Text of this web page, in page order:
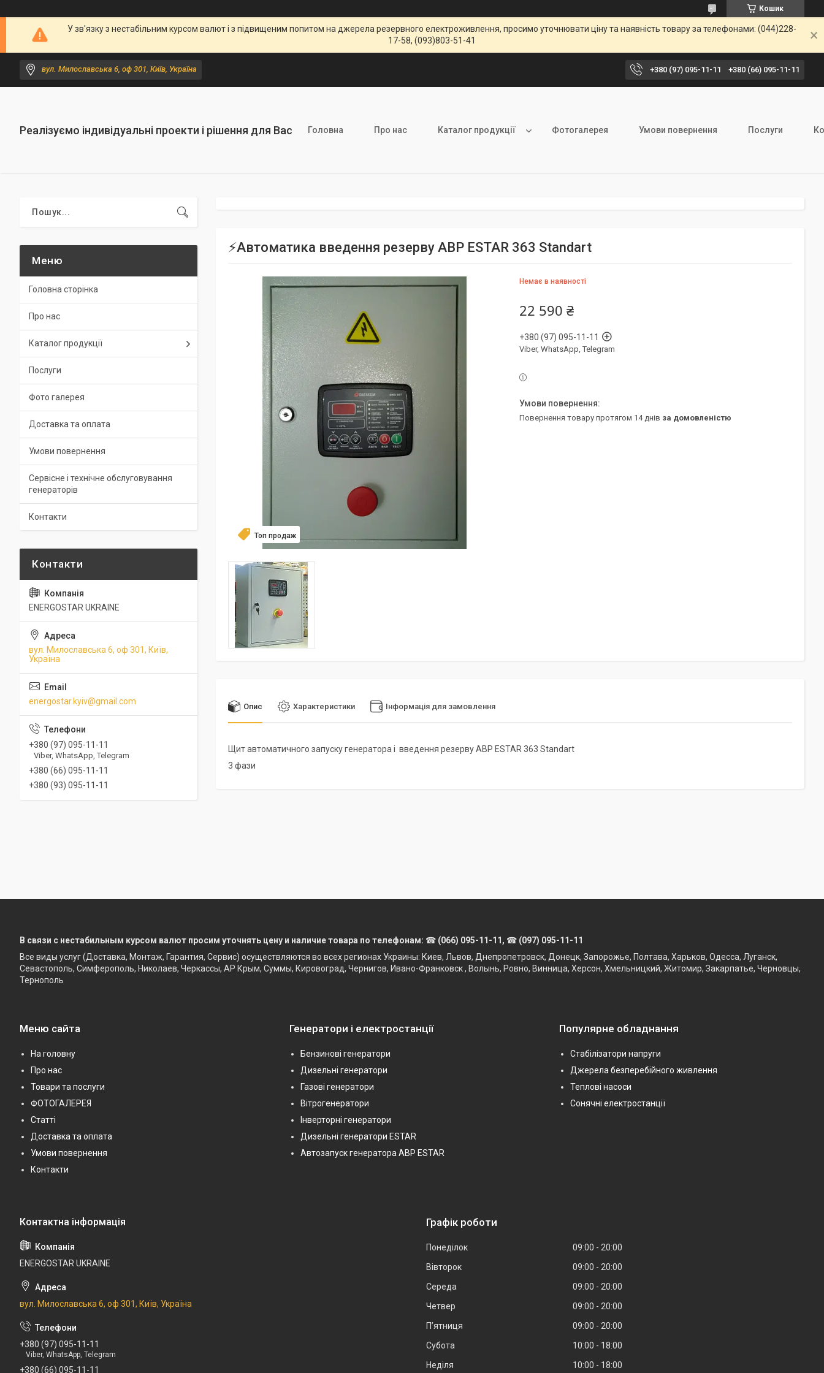
Кошик
У зв'язку з нестабільним курсом валют і з підвищеним попитом на джерела резервного електроживлення, просимо уточнювати ціну та наявність товару за телефонами: (044)228-
17-58, (093)803-51-41
вул. Милославська 6, оф 301, Київ, Україна +380 (97) 095-11-11 +380 (66) 095-11-11
Реалізуємо індивідуальні проекти і рішення для Вас Головна Про нас Каталог продукції Фотогалерея Умови повернення Послуги
⚡Автоматика введення резерву АВР ESTAR 363 Standart
Топ продаж
Немає в наявності
22 590 ₴
+380 (97) 095-11-11
Viber, WhatsApp, Telegram
повернення товару протягом 14 днів за домовленістю
Опис Характеристики Інформація для замовлення
Щит автоматичного запуску генератора і введення резерву АВР ESTAR 363 Standart
3 фази
Головна сторінка
Про нас
Каталог продукції
Послуги
Фото галерея
Доставка та оплата
Умови повернення
Сервісне і технічне обслуговування
генераторів
Контакти
ENERGOSTAR UKRAINE
вул. Милославська 6, оф 301, Київ,
Україна
energostar.kyiv@gmail.com
+380 (97) 095-11-11
Viber, WhatsApp, Telegram
+380 (66) 095-11-11
+380 (93) 095-11-11
В связи с нестабильным курсом валют просим уточнять цену и наличие товара по телефонам: ☎ (066) 095-11-11, ☎ (097) 095-11-11
Все виды услуг (Доставка, Монтаж, Гарантия, Сервис) осуществляются во всех регионах Украины: Киев, Львов, Днепропетровск, Донецк, Запорожье, Полтава, Харьков, Одесса, Луганск,
Севастополь, Симферополь, Николаев, Черкассы, АР Крым, Суммы, Кировоград, Чернигов, Ивано-Франковск , Волынь, Ровно, Винница, Херсон, Хмельницкий, Житомир, Закарпатье, Черновцы,
Тернополь
Меню сайта
На головну
Про нас
Товари та послуги
ФОТОГАЛЕРЕЯ
Статті
Доставка та оплата
Умови повернення
Контакти
Генератори і електростанції
Бензинові генератори
Дизельні генератори
Газові генератори
Вітрогенератори
Інверторні генератори
Дизельні генератори ESTAR
Автозапуск генератора АВР ESTAR
Популярне обладнання
Стабілізатори напруги
Джерела безперебійного живлення
Теплові насоси
Сонячні електростанції
ENERGOSTAR UKRAINE
вул. Милославська 6, оф 301, Київ, Україна
+380 (97) 095-11-11
Viber, WhatsApp, Telegram
+380 (66) 095-11-11
Графік роботи
Понеділок 09:00
20:00
Вівторок
09:00
20:00
Середа
09:00
20:00
Четвер
09:00
20:00
Пʼятниця
09:00
20:00
Субота
10:00
18:00
Неділя
10:00 18:00